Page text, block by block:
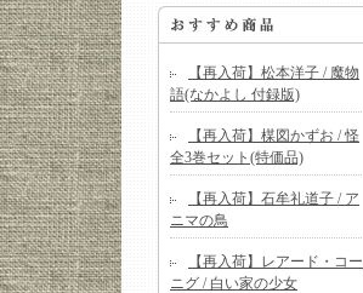
【再入荷】松本洋子 / 魔物
語(なかよし 付録版)
【再入荷】楳図かずお / 怪
全3巻セット(特価品)
【再入荷】石牟礼道子 / ア
ニマの鳥
【再入荷】レアード・コー
ニグ / 白い家の少女